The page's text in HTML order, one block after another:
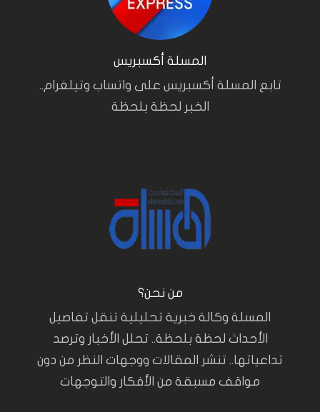
المسلة أكسبريس
تابع المسلة أكسبريس على واتساب وتيلغرام..
الخبر لحظة بلحظة
من نحن؟
المسلة وكالة خبرية تحليلية تنقل تفاصيل
الأحداث لحظة بلحظة.. تحلل الأخبار وترصد
تداعياتها.. تنشر المقالات ووجهات النظر من دون
مواقف مسبقة من الأفكار والتوجهات